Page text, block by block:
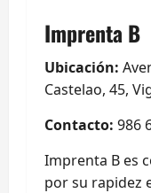
Imprenta B
Ubicación:
Castelao, 45,
Contacto: 986
Imprenta B es
por su rapidez